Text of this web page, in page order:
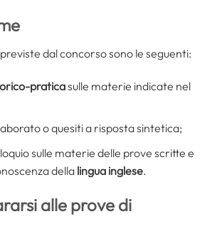
previste dal concorso sono le seguenti:
praticasulle materie indicate nel
o quesiti a risposta sintetica;
sulle materie delle prove scritte e
della lingua inglese.
alle prove di